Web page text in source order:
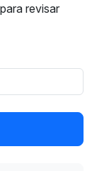
revisar